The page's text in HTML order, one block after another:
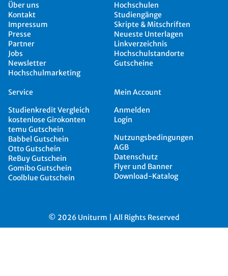
Über uns
Kontakt
Impressum
Presse
Partner
Jobs
Newsletter
Hochschulmarketing
Hochschulen
Studiengänge
Skripte & Mitschriften
Neueste Unterlagen
Linkverzeichnis
Hochschulstandorte
Gutscheine
Service
Studienkredit Vergleich
kostenlose Girokonten
temu Gutschein
Babbel Gutschein
Otto Gutschein
ReBuy Gutschein
Gomibo Gutschein
Coolblue Gutschein
Mein Account
Anmelden
Login
Nutzungsbedingungen
AGB
Datenschutz
Flyer und Banner
Download-Katalog
© 2026 Uniturm | All Rights Reserved